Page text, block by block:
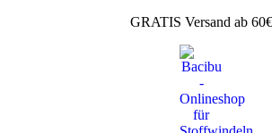
GRATIS Versand ab 60€